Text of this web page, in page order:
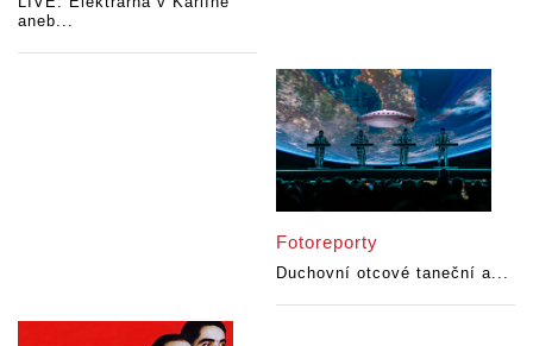
aneb...
Fotoreporty
Duchovní otcové taneční a...